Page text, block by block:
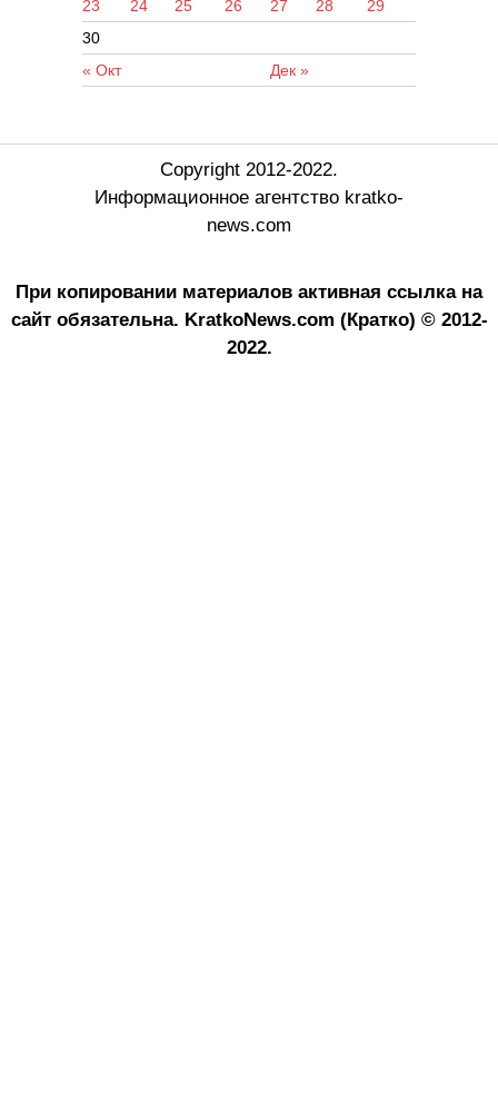
« Окт Дек »
23
24 25 26 27 28
29
30
Copyright 2012-2022.
Информационное агентство kratko-
news.com
При копировании материалов активная ссылка на
сайт обязательна. KratkoNews.com (Кратко) © 2012-
2022.